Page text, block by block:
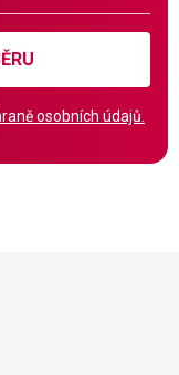
osobních údajů.